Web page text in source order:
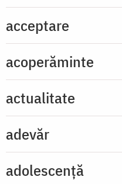
acceptare
acoperăminte
actualitate
adevăr
adolescență